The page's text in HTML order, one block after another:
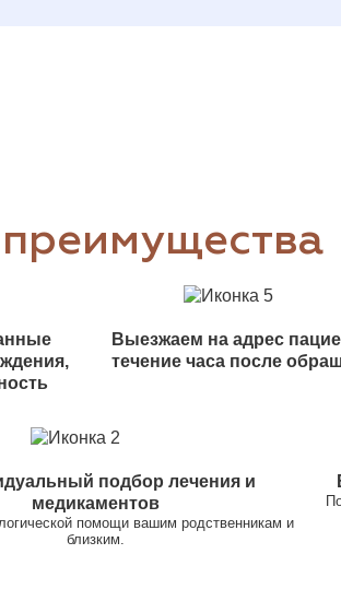
Выезжаем на адрес
течение часа после
подбор лечения и
медикаментов
помощи вашим родственникам и
близким.